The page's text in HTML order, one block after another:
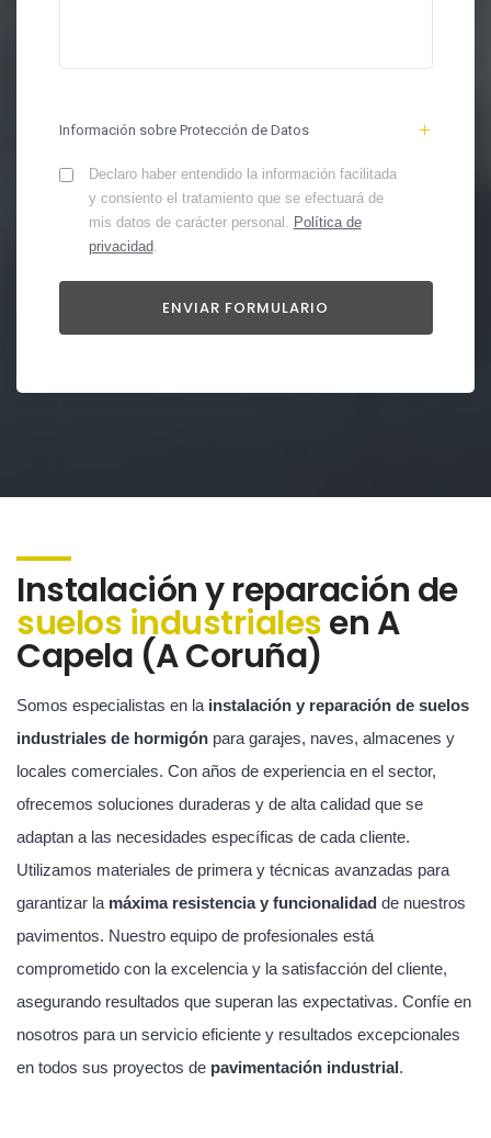
Información sobre Protección de Datos
Declaro haber entendido la información facilitada
y consiento el tratamiento que se efectuará de
mis datos de carácter personal. Política de
privacidad.
Instalación y reparación de
suelos industrialesen A
Capela (A Coruña)
Somos especialistas en la instalación y reparación de suelos
industriales de hormigón para garajes, naves, almacenes y
locales comerciales. Con años de experiencia en el sector,
ofrecemos soluciones duraderas y de alta calidad que se
adaptan a las necesidades específicas de cada cliente.
Utilizamos materiales de primera y técnicas avanzadas para
garantizar la máxima resistencia y funcionalidad de nuestros
pavimentos. Nuestro equipo de profesionales está
comprometido con la excelencia y la satisfacción del cliente,
asegurando resultados que superan las expectativas. Confíe en
nosotros para un servicio eficiente y resultados excepcionales
en todos sus proyectos de pavimentación industrial.